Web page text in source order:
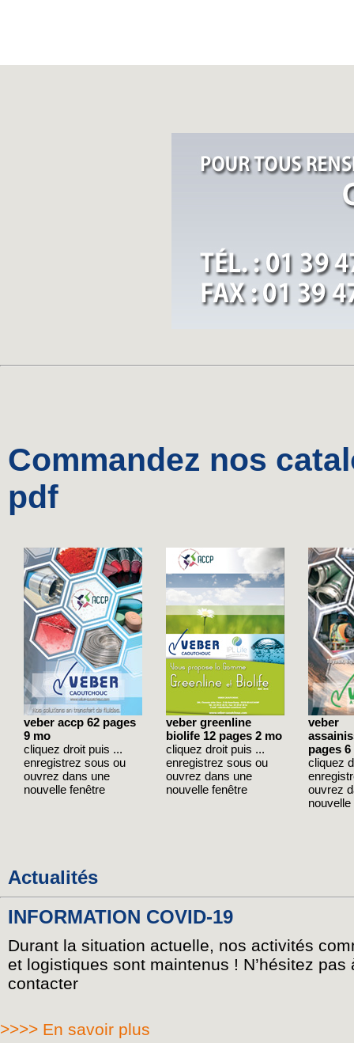
Commandez nos
pdf
veber accp 62 pages
9 mo
cliquez droit puis ...
enregistrez sous ou
ouvrez dans une
nouvelle fenêtre
veber greenline
biolife 12 pages 2 mo
cliquez droit puis ...
enregistrez sous ou
ouvrez dans une
nouvelle fenêtre
veber
pages 6
cliquez
ouvrez
Actualités
INFORMATION COVID-19
Durant la situation actuelle, nos activités
et logistiques sont maintenus ! N’hésitez pas
contacter
>>>> En savoir plus